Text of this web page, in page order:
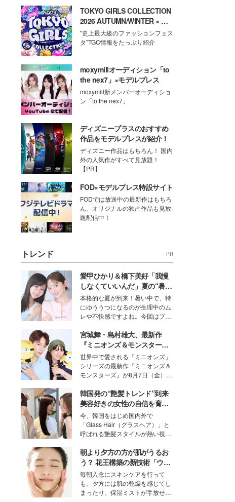
TOKYO GIRLS COLLECTION
2026 AUTUMN/WINTER × モ
デルプレス
"史上最大級のファッションフェス
タ"TGC情報をたっぷり紹介
moxymillオーディション「to
the nex7」×モデルプレス
moxymill新メンバーオーディショ
ン「to the nex7」
ディズニープラスのおすすめ
作品をモデルプレスが紹介！
ディズニー作品はもちろん！ 国内
外の人気作がすべて見放題！
【PR】
FOD×モデルプレス特設サイト
FODでは放送中の最新作はもちろ
ん、オリジナルの独占作品も見放
題配信中！
トレンド PR
愛甲ひかり＆橋下美好「我慢
しなくていいんだ」夏の“暑さ
対策”の新しい選択肢とは？
本格的な夏が到来！暑い中で、特
にゆううつになるのが生理中のム
レや不快感ですよね。今回はプラ
モデル・愛甲ひかりさんと橋下美
好さんを迎えて本音で女子会トー
ク。猛暑のお出かけを快適に過ご
すヒントや、2人が感動した夏の
生理の新常識にも迫りました。
宮城舞・島村雄大、最新作
『ミニオンズ＆モンスター
ズ』の魅力熱弁 ハチャメチャ
だけじゃない“友情と絆”に感
動
世界中で愛される「ミニオンズ」
シリーズの最新作『ミニオンズ＆
モンスターズ』が8月7日（金）に
ニオン好き”という共通点を持つモ
デルの宮城舞と島村雄大の特別対
談をお届け！それぞれの視点か
ら、今作ならではの魅力や予想外
の感動をもたらす奥深いストーリ
ーについて熱く語り合ってもらっ
た。
韓国発の“艶髪トレンド”到来
美容好きの女性の自信を育む
「ヘアケア事情」って？
今、韓国をはじめ国内外で
「Glass Hair（グラスヘア）」と
呼ばれる艶髪スタイルが熱い視線
ションの完成度を高めるベースと
して、“髪そのものの美しさ”に改
めて注目する人が増えている様
子。今回は、そんな憧れの艶やか
な髪を日常で叶える、美容好きの
女性たちのヘアケア事情を紹介し
朝より夕方の方が肌がうるお
う？ 花王構築の新技術「ウォ
ーターキャプチャリングスキ
ン（捕水肌）」がスキンケア
の常識を変える予感
毎朝入念にスキンケアを行って
も、夕方には肌の乾燥を感じてし
まったり、保湿ミストが手放せな